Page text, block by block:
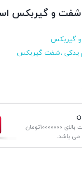
و گیربکس
گیربکس
یدکی ،شفت گیربکس
برای سفارشات بالای 10000000تومان
می باشد.